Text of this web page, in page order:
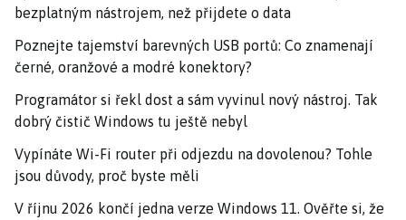
bezplatným nástrojem, než přijdete o data
Poznejte tajemství barevných USB portů: Co znamenají
černé, oranžové a modré konektory?
Programátor si řekl dost a sám vyvinul nový nástroj. Tak
dobrý čistič Windows tu ještě nebyl
Vypínáte Wi-Fi router při odjezdu na dovolenou? Tohle
jsou důvody, proč byste měli
V říjnu 2026 končí jedna verze Windows 11. Ověřte si, že